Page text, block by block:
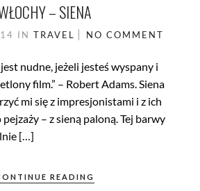
– SIENA
IN TRAVEL NO COMMENT
nudne, jeżeli jesteś wyspany i
film.” – Robert Adams. Siena
mi się z impresjonistami i z ich
– z sieną paloną. Tej barwy
[…]
READING